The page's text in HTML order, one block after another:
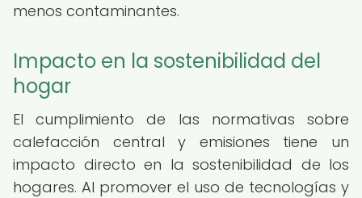
menos contaminantes.
Impacto en la sostenibilidad del
hogar
El cumplimiento de las normativas sobre
calefacción central y emisiones tiene un
impacto directo en la sostenibilidad de los
hogares. Al promover el uso de tecnologías y